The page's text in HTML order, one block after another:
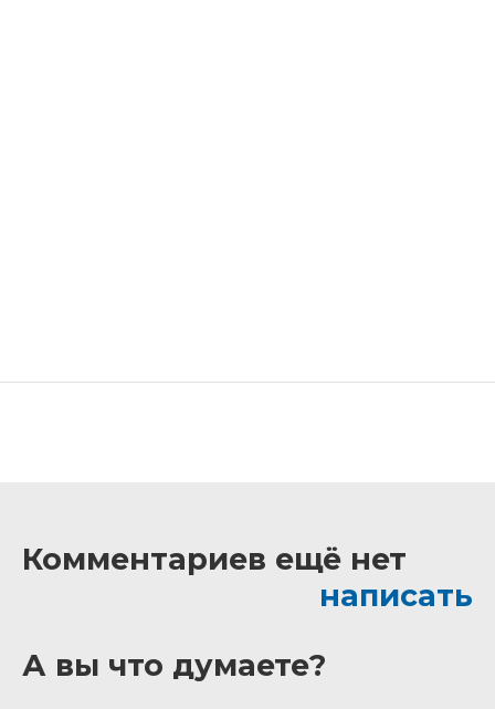
Комментариев ещё нет
написать
А вы что думаете?